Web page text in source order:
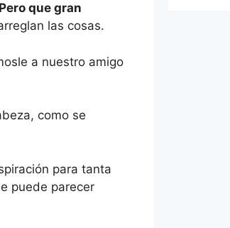
Pero que gran
las cosas.
a nuestro amigo
como se
para tanta
puede parecer